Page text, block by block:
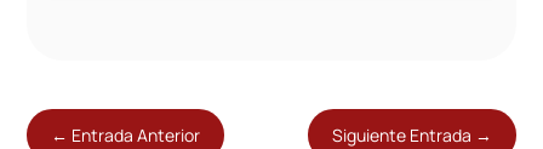
← Entrada Anterior Siguiente Entrada →